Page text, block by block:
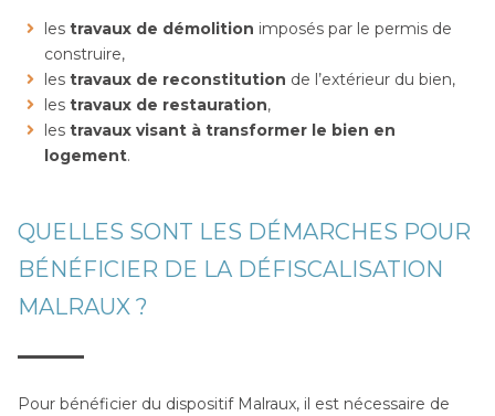
les travaux de démolition imposés par le permis de
construire,
les travaux de reconstitution de l’extérieur du bien,
les travaux de restauration,
les travaux visant à transformer le bien en
logement.
QUELLES SONT LES DÉMARCHES POUR
BÉNÉFICIER DE LA DÉFISCALISATION
MALRAUX ?
Pour bénéficier du dispositif Malraux, il est nécessaire de